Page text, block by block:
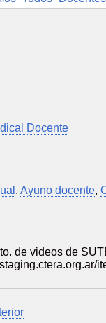
Docente
,Ayuno docente,
de videos de